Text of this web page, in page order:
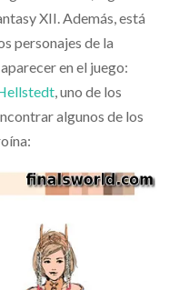
XII. Además, está
personajes de la
en el juego:
, uno de los
algunos de los